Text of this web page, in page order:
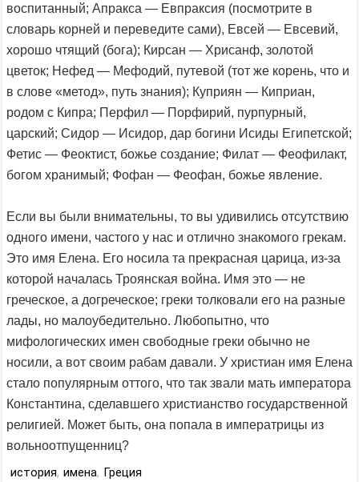
воспитанный; Апракса — Евпраксия (посмотрите в
словарь корней и переведите сами), Евсей — Евсевий,
хорошо чтящий (бога); Кирсан — Хрисанф, золотой
цветок; Нефед — Мефодий, путевой (тот же корень, что и
в слове «метод», путь знания); Куприян — Киприан,
родом с Кипра; Перфил — Порфирий, пурпурный,
царский; Сидор — Исидор, дар богини Исиды Египетской;
Фетис — Феоктист, божье создание; Филат — Феофилакт,
богом хранимый; Фофан — Феофан, божье явление.
Если вы были внимательны, то вы удивились отсутствию
одного имени, частого у нас и отлично знакомого грекам.
Это имя Елена. Его носила та прекрасная царица, из-за
которой началась Троянская война. Имя это — не
греческое, а догреческое; греки толковали его на разные
лады, но малоубедительно. Любопытно, что
мифологических имен свободные греки обычно не
носили, а вот своим рабам давали. У христиан имя Елена
стало популярным оттого, что так звали мать императора
Константина, сделавшего христианство государственной
религией. Может быть, она попала в императрицы из
вольноотпущенниц?
история, имена, Греция